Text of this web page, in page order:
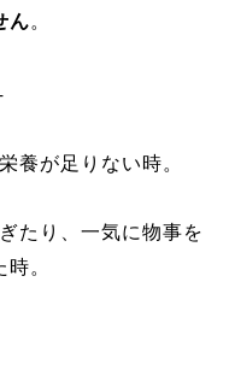
ん。
養が足りない時。
たり、一気に物事を
。